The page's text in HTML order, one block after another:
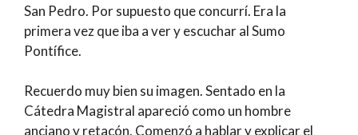
San Pedro. Por supuesto que concurrí. Era la
primera vez que iba a ver y escuchar al Sumo
Pontífice.
Recuerdo muy bien su imagen. Sentado en la
Cátedra Magistral apareció como un hombre
anciano y retacón. Comenzó a hablar y explicar el